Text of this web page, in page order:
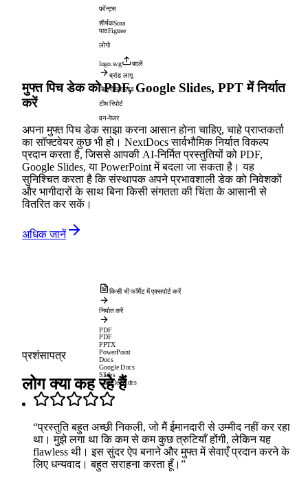
फ़ॉन्ट्स
शीर्षकSora
पाठFigtree
लोगो
logo.svg
बदलें
ब्रांड लागू
बिक्री प्रस्ताव
टीम रिपोर्ट
वन-पेजर
मुफ्त पिच डेक को PDF, Google Slides, PPT में निर्यात
करें
अपना मुफ्त पिच डेक साझा करना आसान होना चाहिए, चाहे प्राप्तकर्ता
का सॉफ्टवेयर कुछ भी हो। NextDocs सार्वभौमिक निर्यात विकल्प
प्रदान करता है, जिससे आपकी AI-निर्मित प्रस्तुतियों को PDF,
Google Slides, या PowerPoint में बदला जा सकता है। यह
सुनिश्चित करता है कि संस्थापक अपने प्रभावशाली डेक को निवेशकों
और भागीदारों के साथ बिना किसी संगतता की चिंता के आसानी से
वितरित कर सकें।
अधिक जानें
किसी भी फॉर्मेट में एक्सपोर्ट करें
निर्यात करें
PDF
PDF
PPTX
PowerPoint
Docs
Google Docs
Slides
Google Slides
प्रशंसापत्र
लोग क्या कह रहे हैं
“प्रस्तुति बहुत अच्छी निकली, जो मैं ईमानदारी से उम्मीद नहीं कर रहा
था। मुझे लगा था कि कम से कम कुछ त्रुटियाँ होंगी, लेकिन यह
flawless थी। इस सुंदर ऐप बनाने और मुफ्त में सेवाएँ प्रदान करने के
लिए धन्यवाद। बहुत सराहना करता हूँ। ”